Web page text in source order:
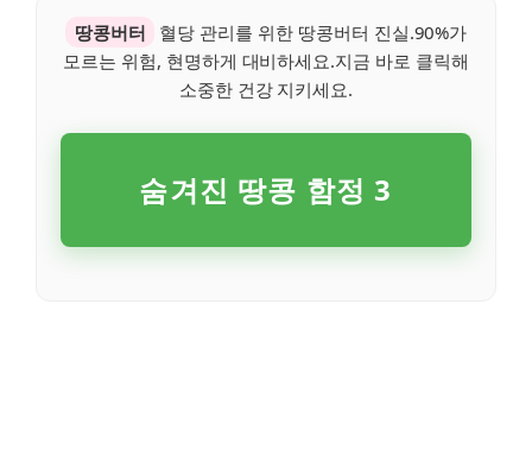
땅콩버터
혈당 관리를 위한 땅콩버터 진실.90%가
모르는 위험, 현명하게 대비하세요.지금 바로 클릭해
소중한 건강 지키세요.
숨겨진 땅콩 함정 3